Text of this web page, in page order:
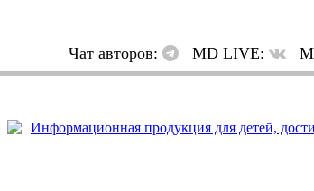
Чат авторов: MD LIVE: